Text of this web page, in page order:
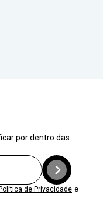
por dentro das
Política de Privacidade e